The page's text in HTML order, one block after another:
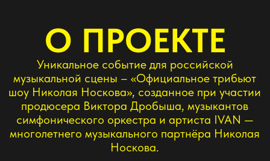
Носкова.
НИКОЛАЙ НОСКОВ
«В моей жизни всегда была сцена. На ней я жил,
горел, ошибался и любил. И пока звучали мои
песни — я знал, что живу не зря. Пусть мой голос
прозвучит через тех, кто был рядом. Через Сашу
Иванова (IVAN), моего музыкального партнёра,
который чувствует каждую ноту и смысл этих
песен, как собственное дыхание. Пусть он споёт
их так, как если бы мы вместе снова стояли на
одной сцене.»
ВИКТОР ДРОБЫШ
«Я сразу скажу: мы никого не пытаемся заменить.
Носков — один такой. Для меня важно одно: